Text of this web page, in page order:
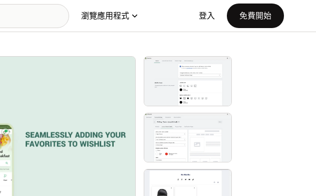
瀏覽應用程式 登入 免費開始